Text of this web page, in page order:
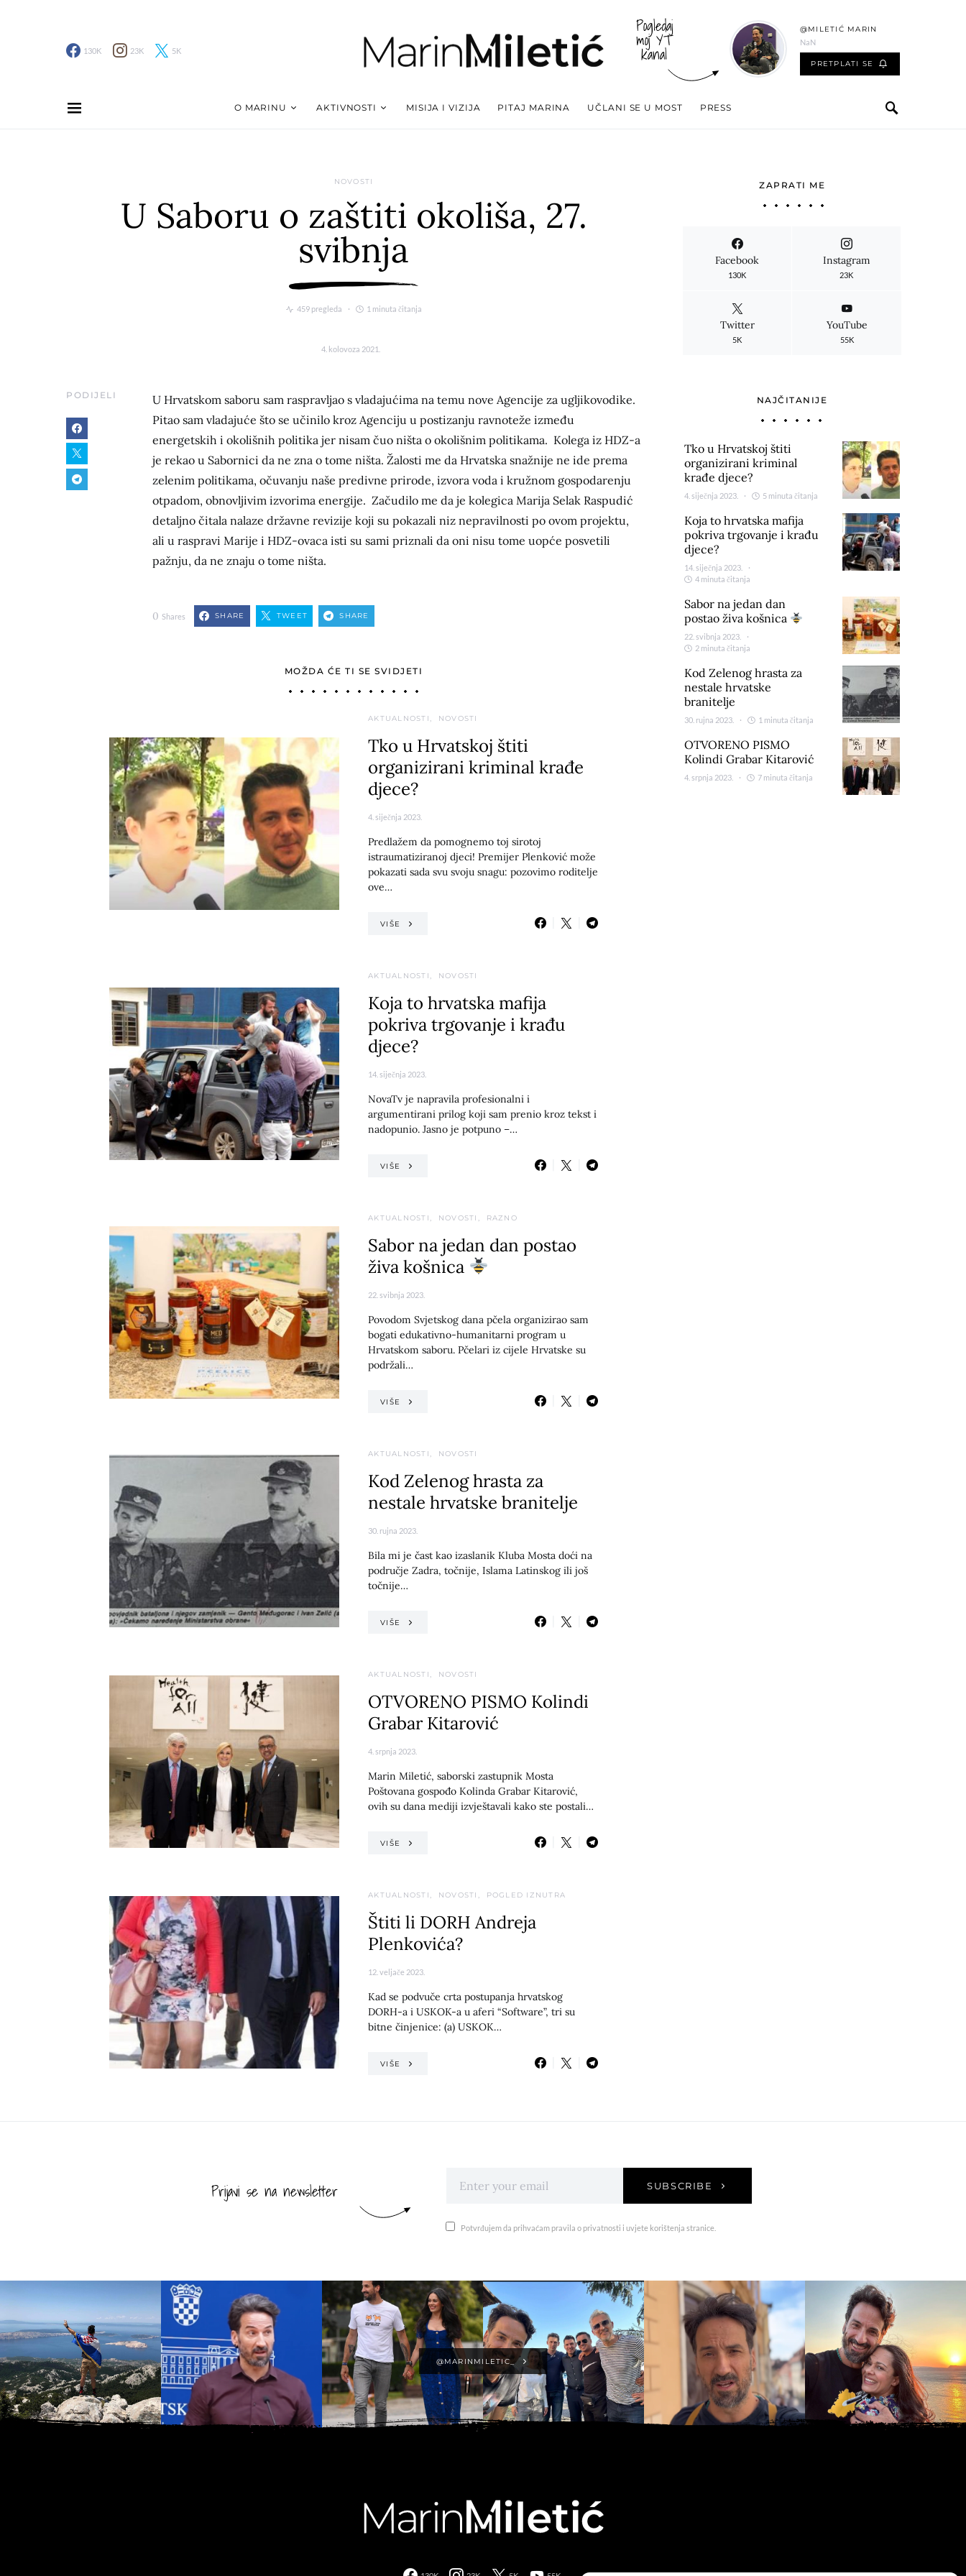
130K 23K 5K
Pogledaj
moj YT
kanal
@MILETIĆ MARIN
NaN
PRETPLATI SE
O MARINU AKTIVNOSTI MISIJA I VIZIJA PITAJ MARINA UČLANI SE U MOST PRESS
NOVOSTI
U Saboru o zaštiti okoliša, 27.
svibnja
459 pregleda 1 minuta čitanja
4. kolovoza 2021.
PODIJELI
U Hrvatskom saboru sam raspravljao s vladajućima na temu nove Agencije za ugljikovodike.
Pitao sam vladajuće što se učinilo kroz Agenciju u postizanju ravnoteže između
energetskih i okolišnih politika jer nisam čuo ništa o okolišnim politikama. Kolega iz HDZ-a
je rekao u Sabornici da ne zna o tome ništa. Žalosti me da Hrvatska snažnije ne ide prema
zelenim politikama, očuvanju naše predivne prirode, izvora voda i kružnom gospodarenju
otpadom, obnovljivim izvorima energije. Začudilo me da je kolegica Marija Selak Raspudić
detaljno čitala nalaze državne revizije koji su pokazali niz nepravilnosti po ovom projektu,
ali u raspravi Marije i HDZ-ovaca isti su sami priznali da oni nisu tome uopće posvetili
pažnju, da ne znaju o tome ništa.
0 Shares SHARE TWEET SHARE
MOŽDA ĆE TI SE SVIDJETI
AKTUALNOSTI NOVOSTI
Tko u Hrvatskoj štiti
organizirani kriminal krađe
djece?
4. siječnja 2023.
Predlažem da pomognemo toj sirotoj
istraumatiziranoj djeci! Premijer Plenković može
pokazati sada svu svoju snagu: pozovimo roditelje
ove…
VIŠE
AKTUALNOSTI NOVOSTI
Koja to hrvatska mafija
pokriva trgovanje i krađu
djece?
14. siječnja 2023.
NovaTv je napravila profesionalni i
argumentirani prilog koji sam prenio kroz tekst i
nadopunio. Jasno je potpuno –…
VIŠE
AKTUALNOSTI NOVOSTI RAZNO
Sabor na jedan dan postao
živa košnica
22. svibnja 2023.
Povodom Svjetskog dana pčela organizirao sam
bogati edukativno-humanitarni program u
Hrvatskom saboru. Pčelari iz cijele Hrvatske su
podržali…
VIŠE
AKTUALNOSTI NOVOSTI
Kod Zelenog hrasta za
nestale hrvatske branitelje
30. rujna 2023.
Bila mi je čast kao izaslanik Kluba Mosta doći na
područje Zadra, točnije, Islama Latinskog ili još
točnije…
VIŠE
AKTUALNOSTI NOVOSTI
OTVORENO PISMO Kolindi
Grabar Kitarović
4. srpnja 2023.
Marin Miletić, saborski zastupnik Mosta
Poštovana gospođo Kolinda Grabar Kitarović,
ovih su dana mediji izvještavali kako ste postali…
VIŠE
AKTUALNOSTI NOVOSTI POGLED IZNUTRA
Štiti li DORH Andreja
Plenkovića?
12. veljače 2023.
Kad se podvuče crta postupanja hrvatskog
DORH-a i USKOK-a u aferi “Software”, tri su
bitne činjenice: (a) USKOK…
VIŠE
ZAPRATI ME
Facebook
130K
Instagram
23K
Twitter
5K
YouTube
55K
NAJČITANIJE
Tko u Hrvatskoj štiti
organizirani kriminal
krađe djece?
4. siječnja 2023. 5 minuta čitanja
Koja to hrvatska mafija
pokriva trgovanje i krađu
djece?
14. siječnja 2023.
4 minuta čitanja
Sabor na jedan dan
postao živa košnica
22. svibnja 2023.
2 minuta čitanja
Kod Zelenog hrasta za
nestale hrvatske
branitelje
30. rujna 2023. 1 minuta čitanja
OTVORENO PISMO
Kolindi Grabar Kitarović
4. srpnja 2023. 7 minuta čitanja
Prijavi se na newsletter SUBSCRIBE
Potvrđujem da prihvaćam pravila o privatnosti i uvjete korištenja stranice.
@MARINMILETIC_